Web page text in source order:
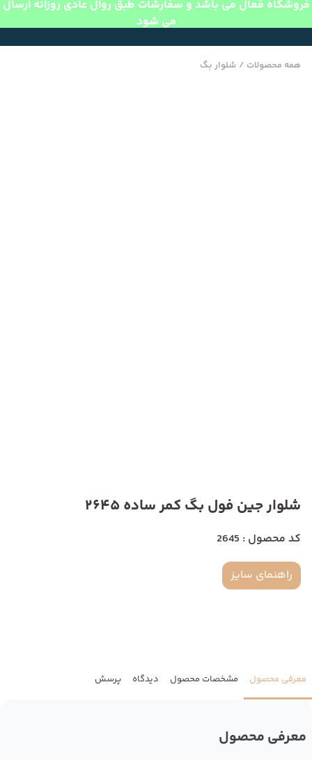
فروشگاه فعال می باشد و سفارشات طبق روال عادی روزانه ارسال
می شود
همه محصولات / شلوار بگ
شلوار جین فول بگ کمر ساده 2645
کد محصول : 2645
راهنمای سایز
معرفی محصول مشخصات محصول دیدگاه پرسش
معرفی محصول